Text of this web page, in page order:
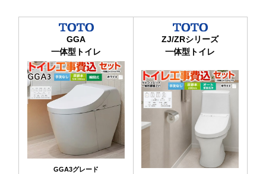
GGA
一体型トイレ
GGA3グレード
ZJ/ZRシリーズ
一体型トイレ